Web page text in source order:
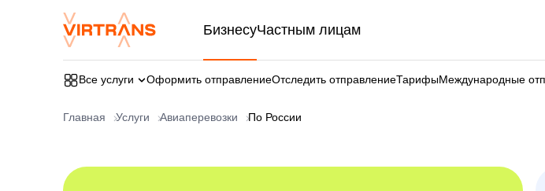
БизнесуЧастным лицам
Все услуги Оформить отправлениеОтследить отправлениеТарифыМеждународные
Главная Услуги Авиаперевозки По России